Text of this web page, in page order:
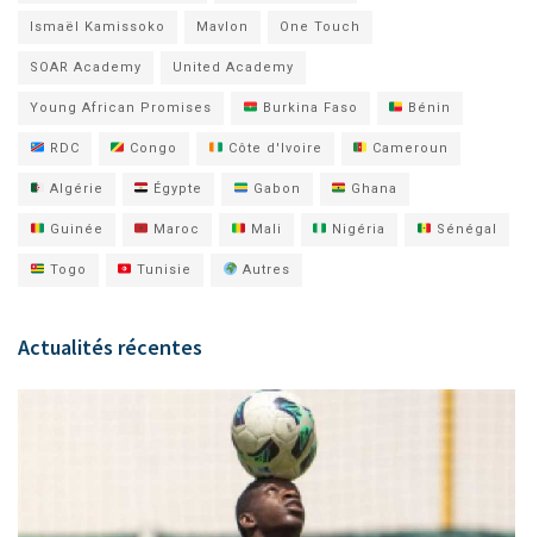
Ismaël Kamissoko Mavlon One Touch
SOAR Academy United Academy
Young African Promises Burkina Faso Bénin
RDC Congo Côte d'Ivoire Cameroun
Algérie Égypte Gabon Ghana
Guinée Maroc Mali Nigéria Sénégal
Togo Tunisie Autres
Actualités récentes